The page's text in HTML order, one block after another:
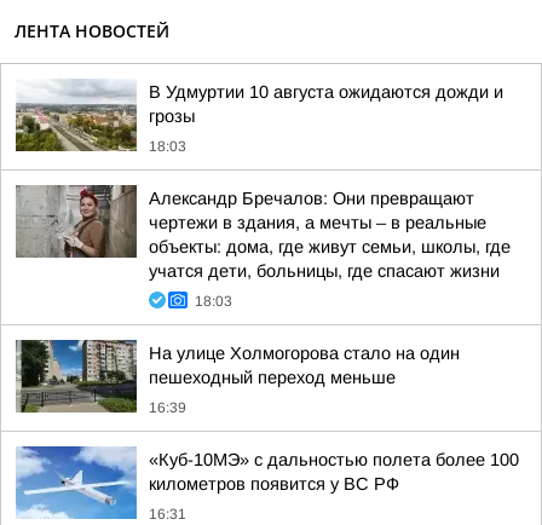
ЛЕНТА НОВОСТЕЙ
В Удмуртии 10 августа ожидаются дожди и
грозы
18:03
Александр Бречалов: Они превращают
чертежи в здания, а мечты – в реальные
объекты: дома, где живут семьи, школы, где
учатся дети, больницы, где спасают жизни
18:03
На улице Холмогорова стало на один
пешеходный переход меньше
16:39
«Куб-10МЭ» с дальностью полета более 100
километров появится у ВС РФ
16:31